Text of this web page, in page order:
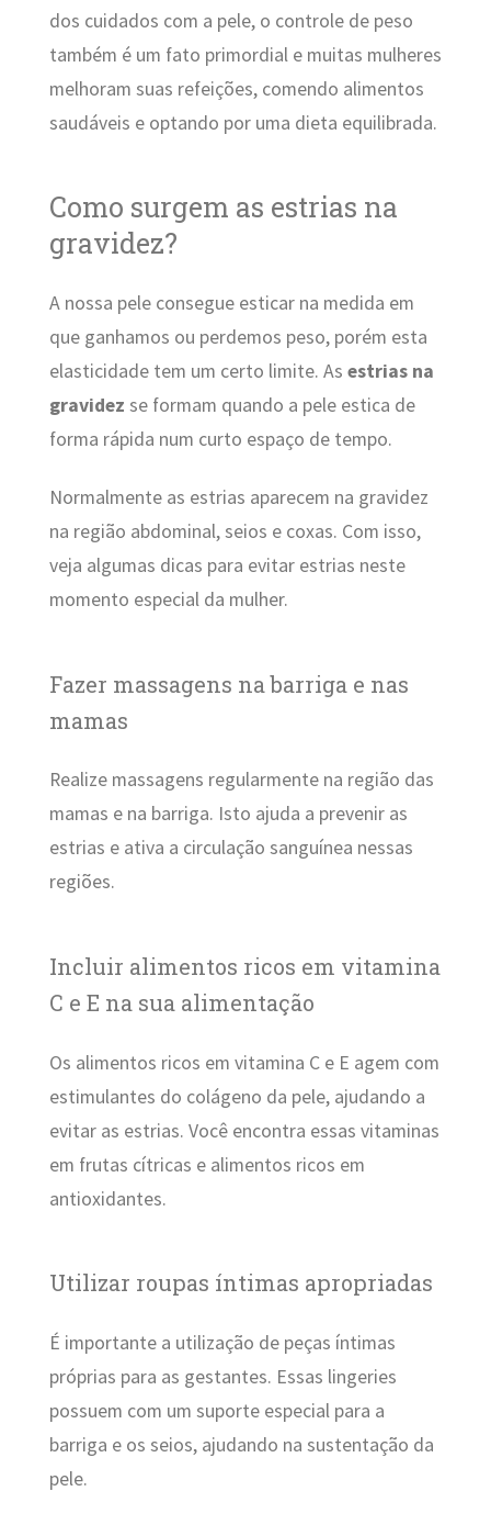
dos cuidados com a pele, o controle de peso
também é um fato primordial e muitas mulheres
melhoram suas refeições, comendo alimentos
saudáveis e optando por uma dieta equilibrada.
Como surgem as estrias na
gravidez?
A nossa pele consegue esticar na medida em
que ganhamos ou perdemos peso, porém esta
elasticidade tem um certo limite. As estrias na
gravidez se formam quando a pele estica de
forma rápida num curto espaço de tempo.
Normalmente as estrias aparecem na gravidez
na região abdominal, seios e coxas. Com isso,
veja algumas dicas para evitar estrias neste
momento especial da mulher.
Fazer massagens na barriga e nas
mamas
Realize massagens regularmente na região das
mamas e na barriga. Isto ajuda a prevenir as
estrias e ativa a circulação sanguínea nessas
regiões.
Incluir alimentos ricos em vitamina
C e E na sua alimentação
Os alimentos ricos em vitamina C e E agem com
estimulantes do colágeno da pele, ajudando a
evitar as estrias. Você encontra essas vitaminas
em frutas cítricas e alimentos ricos em
antioxidantes.
Utilizar roupas íntimas apropriadas
É importante a utilização de peças íntimas
próprias para as gestantes. Essas lingeries
possuem com um suporte especial para a
barriga e os seios, ajudando na sustentação da
pele.